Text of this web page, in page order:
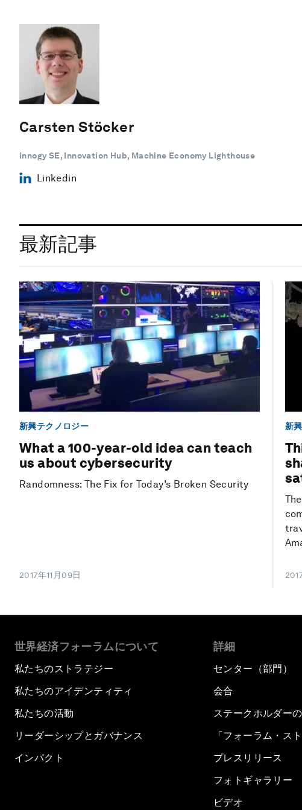
Carsten Stöcker
innogy SE, Innovation Hub, Machine Economy Lighthouse
Linkedin
最新記事
新興テクノロジー
What a 100-year-old idea can teach
us about cybersecurity
Randomness: The Fix for Today’s Broken Security
2017年11月09日
新
世界経済フォーラムについて
私たちのストラテジー
私たちのアイデンティティ
私たちの活動
リーダーシップとガバナンス
インパクト
詳細
センター（部門）
会合
ステークホルダー
「フォーラム・ス
プレスリリース
フォトギャラリー
ビデオ